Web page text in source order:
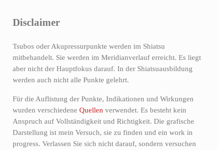
Disclaimer
Tsubos oder Akupressurpunkte werden im Shiatsu
mitbehandelt. Sie werden im Meridianverlauf erreicht. Es liegt
aber nicht der Hauptfokus darauf. In der Shiatsuausbildung
werden auch nicht alle Punkte gelehrt.
Für die Auflistung der Punkte, Indikationen und Wirkungen
wurden verschiedene Quellen verwendet. Es besteht kein
Anspruch auf Vollständigkeit und Richtigkeit. Die grafische
Darstellung ist mein Versuch, sie zu finden und ein work in
progress. Verlassen Sie sich nicht darauf, sondern versuchen